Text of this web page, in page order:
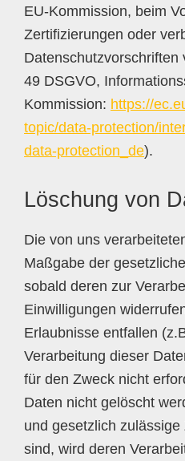
EU-Kommission, beim
Zertifizierungen oder
49 DSGVO,
Kommission: https://
topic/data-protection/
data-protection_de).
Löschung von
Die von uns
Maßgabe der
sobald deren zur
Einwilligungen
Erlaubnisse entfallen
Verarbeitung dieser
für den Zweck nicht
Daten nicht gelöscht
und gesetzlich
sind, wird deren